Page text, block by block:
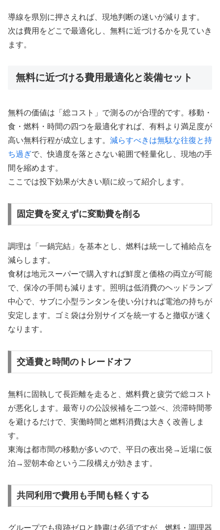
導線を県別に押さえれば、現地判断の迷いが減ります。
次は費用をどこで最適化し、無料に近づけるかを見ていき
ます。
無料に近づける費用最適化と装備セット
無料の価値は「総コスト」で測るのが合理的です。移動・
食・燃料・時間の四つを最適化すれば、有料より満足度が
高い無料行程が成立します。 減らすべきは無駄な往復と持
ち過ぎで、快適度を落とさない範囲で軽量化し、現地の手
間を縮めます。
ここでは投下効果が大きい順に絞って紹介します。
固定費を変えずに変動費を削る
調理は「一鍋完結」を基本とし、燃料は統一して補給点を
減らします。
食材は地元スーパーで購入すれば鮮度と価格の両立が可能
で、保冷の手間も減ります。照明は低消費のヘッドランプ
中心で、サブに小型ランタンを使い分ければ電池の持ちが
安定します。ゴミ袋は分別サイズを統一すると撤収が速く
なります。
交通費と時間のトレードオフ
無料に固執して長距離を走ると、燃料費と疲労で総コスト
が悪化します。最寄りの公設候補を二つ並べ、渋滞時間帯
を避けるだけで、実働時間と燃料消費は大きく改善しま
す。
東海は都市間の移動が多いので、平日の夜出発→近場に仮
泊→翌朝本命という二段構えが効きます。
共同利用で費用も手間も軽くする
グループでも痕跡ゼロと静粛は必須ですが、燃料・調理器